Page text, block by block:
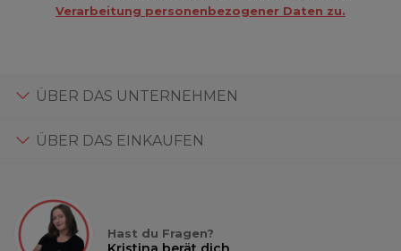
Verarbeitung personenbezogener Daten zu.
ÜBER DAS UNTERNEHMEN
ÜBER DAS EINKAUFEN
Hast du Fragen?